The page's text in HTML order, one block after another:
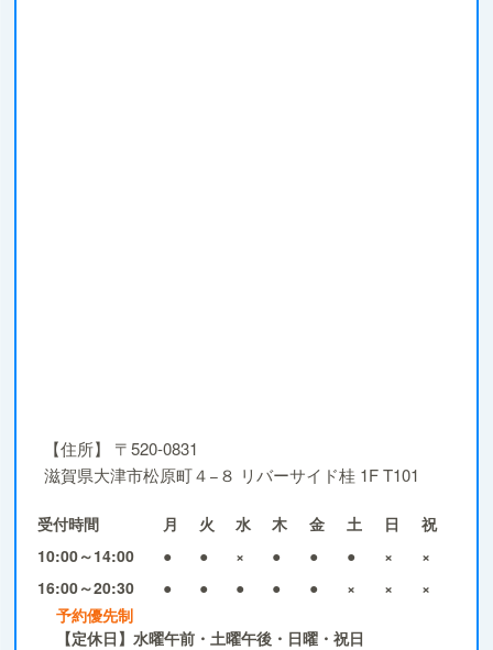
【住所】
〒520-0831
滋賀県大津市松原町４−８ リバーサイド桂 1F T101
受付時間 月 火 水 木 金 土 日
祝
10:00～14:00
● ● × ● ● ● ×
×
16:00～20:30
● ● ● ● ● × ×
×
予約優先制
【定休日】水曜午前・土曜午後・日曜・祝日